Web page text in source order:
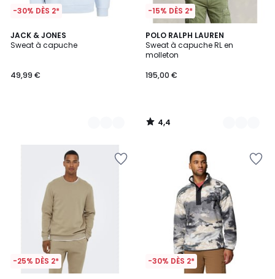
-30% DÈS 2*
JACK & JONES
Sweat à capuche
49,99 €
4
Couleurs
-15% DÈS 2*
POLO RALPH LAUREN
Sweat à capuche RL en
molleton
195,00 €
4,4
/ 5
4
Couleurs
4,4
/
-25% DÈS 2* -30% DÈS 2*